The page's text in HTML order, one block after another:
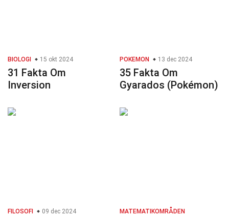
BIOLOGI 15 okt 2024
31 Fakta Om
Inversion
POKEMON 13 dec 2024
35 Fakta Om
Gyarados (Pokémon)
FILOSOFI 09 dec 2024
MATEMATIKOMRÅDEN